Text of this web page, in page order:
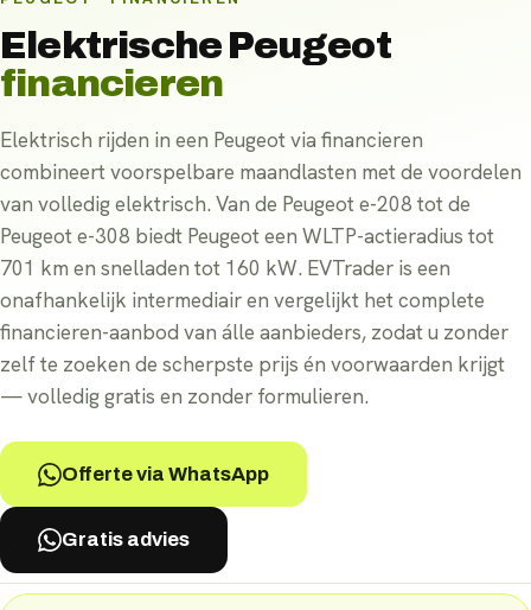
Elektrische Peugeot
financieren
Elektrisch rijden in een Peugeot via financieren
combineert voorspelbare maandlasten met de voordelen
van volledig elektrisch. Van de Peugeot e-208 tot de
Peugeot e-308 biedt Peugeot een WLTP-actieradius tot
701 km en snelladen tot 160 kW. EVTrader is een
onafhankelijk intermediair en vergelijkt het complete
financieren-aanbod van álle aanbieders, zodat u zonder
zelf te zoeken de scherpste prijs én voorwaarden krijgt
— volledig gratis en zonder formulieren.
Offerte via WhatsApp
Gratis advies